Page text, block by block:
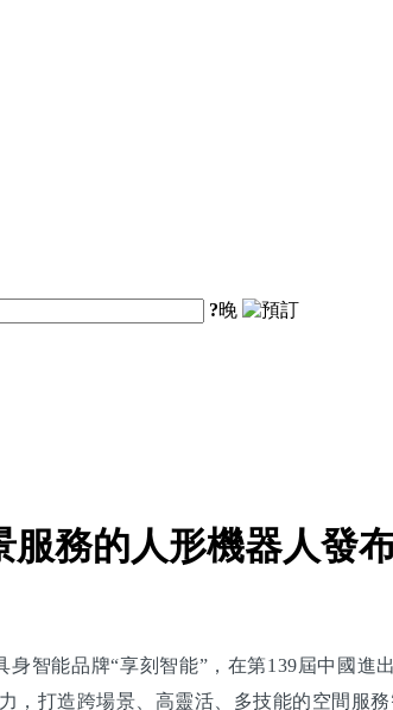
?晚
務的人形機器人發
智能品牌“享刻智能”，在第139屆中國
，打造跨場景、高靈活、多技能的空間服